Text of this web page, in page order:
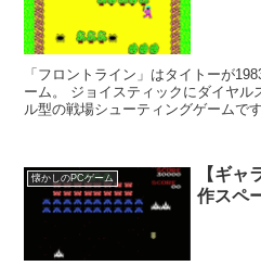
「フロントライン」はタイトーが
ーム。 ジョイスティックにダイヤルスイッチを採用した縦スクロー
ル型の戦場シューティングゲームです。 ダイヤルスイッチはジ
懐かしのPCゲーム
【ギャ
作スペ